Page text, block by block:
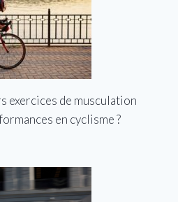
exercices de musculation
en cyclisme ?